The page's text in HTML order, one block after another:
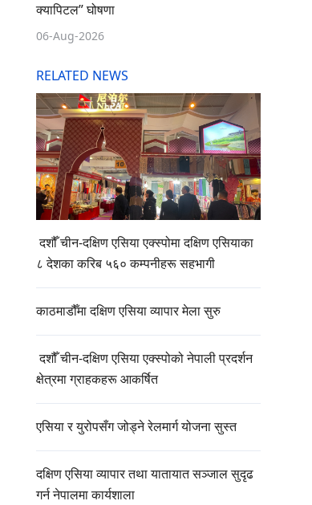
क्यापिटल” घोषणा
06-Aug-2026
RELATED NEWS
दशौँ चीन-दक्षिण एसिया एक्स्पोमा दक्षिण एसियाका
८ देशका करिब ५६० कम्पनीहरू सहभागी
काठमाडौँमा दक्षिण एसिया व्यापार मेला सुरु
दशौँ चीन-दक्षिण एसिया एक्स्पोको नेपाली प्रदर्शन
क्षेत्रमा ग्राहकहरू आकर्षित
एसिया र युरोपसँग जोड्ने रेलमार्ग योजना सुस्त
दक्षिण एसिया व्यापार तथा यातायात सञ्जाल सुदृढ
गर्न नेपालमा कार्यशाला